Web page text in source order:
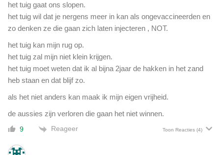
het tuig gaat ons slopen.
het tuig wil dat je nergens meer in kan als ongevaccineerden en
zo denken ze die gaan zich laten injecteren , NOT.
het tuig kan mijn rug op.
het tuig zal mijn niet klein krijgen.
het tuig moet weten dat ik al bijna 2jaar de hakken in het zand
heb staan en dat blijf zo.
als het niet anders kan maak ik mijn eigen vrijheid.
de aussies zijn verloren die gaan het niet winnen.
9 Reageer Toon Reacties (4)